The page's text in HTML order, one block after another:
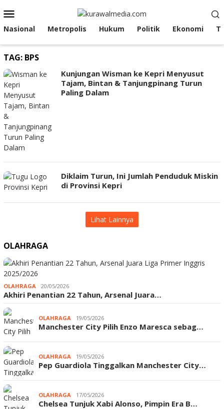
ke
kontenMobile
Nasional Metropolis Hukum Politik Ekonomi
TAG: BPS
Kunjungan Wisman ke Kepri Menyusut
Tajam, Bintan & Tanjungpinang Turun
Paling Dalam
Diklaim Turun, Ini Jumlah Penduduk Miskin
di Provinsi Kepri
Lihat Lainnya
OLAHRAGA
OLAHRAGA 20/05/2026
Akhiri Penantian 22 Tahun, Arsenal Juara…
OLAHRAGA 19/05/2026
Manchester City Pilih Enzo Maresca sebag…
OLAHRAGA 19/05/2026
Pep Guardiola Tinggalkan Manchester City…
OLAHRAGA 17/05/2026
Chelsea Tunjuk Xabi Alonso, Pimpin Era B…